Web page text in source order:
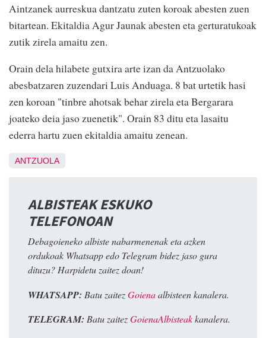
Aintzanek aurreskua dantzatu zuten koroak abesten zuen
bitartean. Ekitaldia Agur Jaunak abesten eta gerturatukoak
zutik zirela amaitu zen.
Orain dela hilabete gutxira arte izan da Antzuolako
abesbatzaren zuzendari Luis Anduaga. 8 bat urtetik hasi
zen koroan "tinbre ahotsak behar zirela eta Bergarara
joateko deia jaso zuenetik". Orain 83 ditu eta lasaitu
ederra hartu zuen ekitaldia amaitu zenean.
ANTZUOLA
ALBISTEAK ESKUKO
TELEFONOAN
Debagoieneko albiste nabarmenenak eta azken
ordukoak Whatsapp edo Telegram bidez jaso gura
dituzu? Harpidetu zaitez doan!
WHATSAPP: Batu zaitezGoienaalbisteen kanalera.
TELEGRAM: Batu zaitezGoienaAlbisteakkanalera.